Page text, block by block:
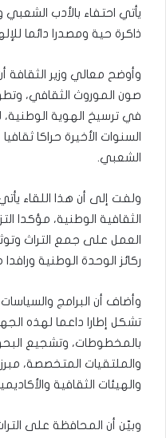
يأتي احتفاء بالأدب
ذاكرة حية ومصدرا دائما
وأوضح معالي وزير الثقافة
صون الموروث الثقافي،
في ترسيخ الهوية الوطنية،
السنوات الأخيرة حراكا
الشعبي.
ولفت إلى أن هذا اللقاء
الثقافية الوطنية، مؤكدا
العمل على جمع التراث
ركائز الوحدة الوطنية ورافدا
وأضاف أن البرامج
تشكل إطارا داعما لهذه
بالمخطوطات، وتشجيع
والملتقيات المتخصصة،
والهيئات الثقافية
وبيّن أن المحافظة على